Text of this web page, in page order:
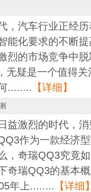
汽车行业正经历
能化要求的不断
烈的市场竞争中
无疑是一个值得
........ 【详细】
激烈的时代，消
作为一款经济
，奇瑞QQ3究竟
奇瑞QQ3的基本
年上........ 【详细